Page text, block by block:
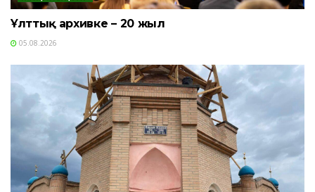
Ұлттық архивке – 20 жыл
05.08.2026